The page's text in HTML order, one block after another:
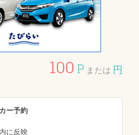
100 P または 円
ー予約
に反映